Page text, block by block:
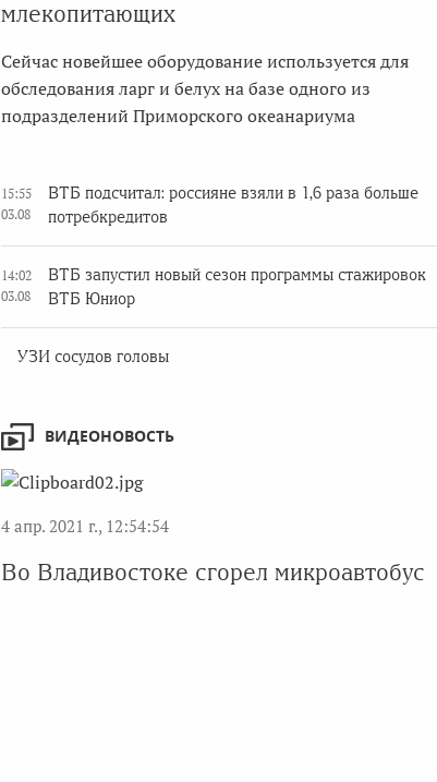
млекопитающих
Сейчас новейшее оборудование используется для
обследования ларг и белух на базе одного из
подразделений Приморского океанариума
15:55
03.08
ВТБ подсчитал: россияне взяли в 1,6 раза больше
потребкредитов
14:02
03.08
ВТБ запустил новый сезон программы стажировок
ВТБ Юниор
УЗИ сосудов головы
ВИДЕОНОВОСТЬ
4 апр. 2021 г., 12:54:54
Во Владивостоке сгорел микроавтобус